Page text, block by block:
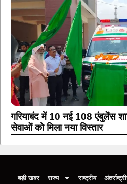
गरियाबंद में 10 नई 108 एंबुलेंस
सेवाओं को मिला नया विस्तार
बड़ी खबर राज्य राष्ट्रीय